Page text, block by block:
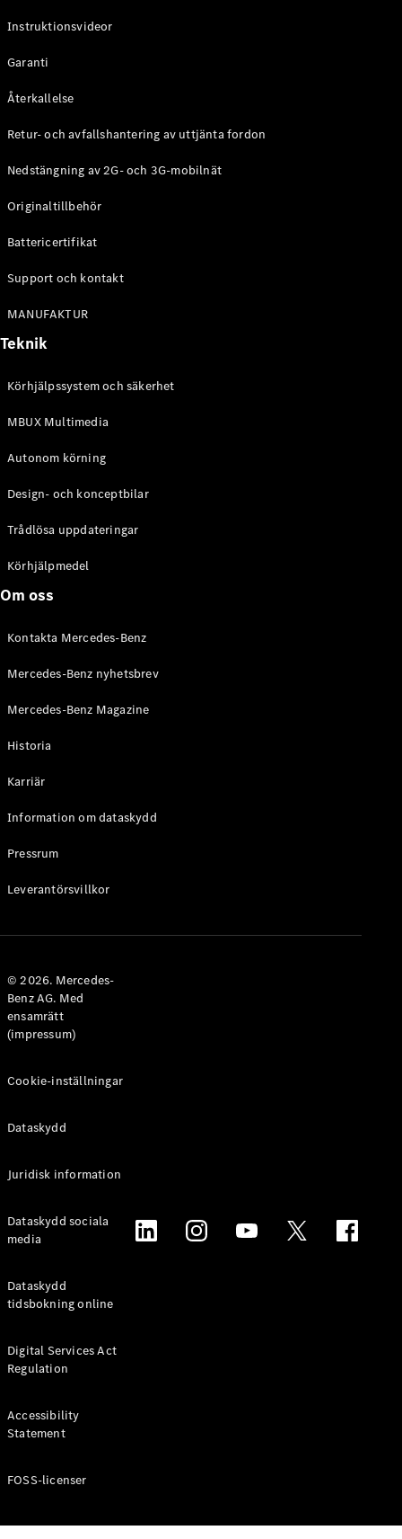
Coupé
Benz Online
Store
Cabriolet / Roadster
CLE
Mercedes-
Roadster
Maybach SL
Monogram
Series
Store
VLE Elektrisk
Mercedes-
Familjebilar
van
Marco Polo
Marco Polo
Horizon
Konfigurator
Store
Instruktionsvideor
Garanti
Återkallelse
Retur- och avfallshantering av uttjänta fordon
Nedstängning av 2G- och 3G-mobilnät
Originaltillbehör
Battericertifikat
Support och kontakt
MANUFAKTUR
Teknik
Körhjälpssystem och säkerhet
MBUX Multimedia
Autonom körning
Design- och konceptbilar
Trådlösa uppdateringar
Körhjälpmedel
Om oss
Kontakta Mercedes-Benz
Mercedes-Benz nyhetsbrev
Mercedes-Benz Magazine
Historia
Karriär
Information om dataskydd
Pressrum
Leverantörsvillkor
© 2026. Mercedes-
Benz AG. Med
ensamrätt
(impressum)
Cookie-inställningar
Dataskydd
Juridisk information
Dataskydd sociala
media
Dataskydd
tidsbokning online
Digital Services Act
Regulation
Accessibility
Statement
FOSS-licenser